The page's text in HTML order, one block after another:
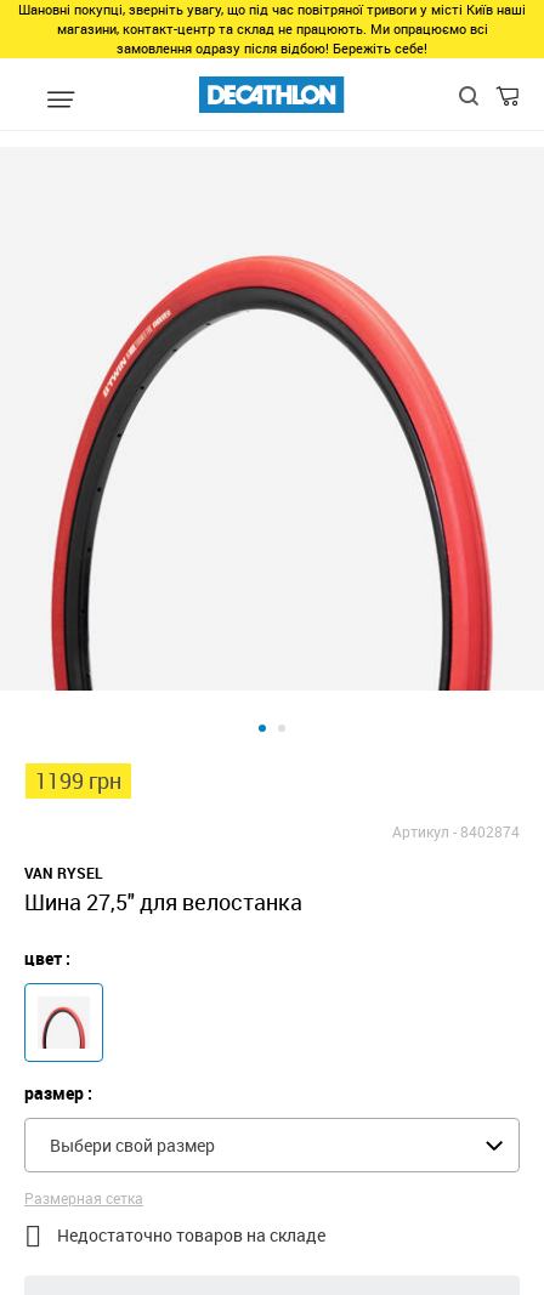
Шановні покупці, зверніть увагу, що під час повітряної тривоги у місті Київ наші
магазини, контакт-центр та склад не працюють. Ми опрацюємо всі
замовлення одразу після відбою! Бережіть себе!
Виды спорта Велоспорт Запчасти
1199 грн
Артикул -8402874
VAN RYSEL
Шина 27,5" для велостанка
цвет :
размер :
Выбери свой размер
Размерная сетка
 Недостаточно товаров на складе